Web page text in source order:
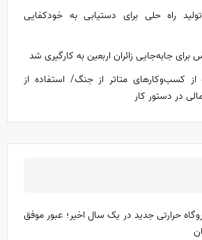
راه حلی برای دستیابی به خودکفایی
کسب‌وکارهای متاثر از جنگ/ استفاده از
در دستور کار
نیروگاه حرارتی جدید در یک سال اخیر؛ عبور موفق